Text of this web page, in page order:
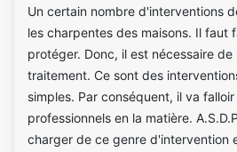
Un certain nombre d'interventions
les charpentes des maisons. Il faut
protéger. Donc, il est nécessaire
traitement. Ce sont des
simples. Par conséquent, il va
professionnels en la matière.
charger de ce genre d'intervention